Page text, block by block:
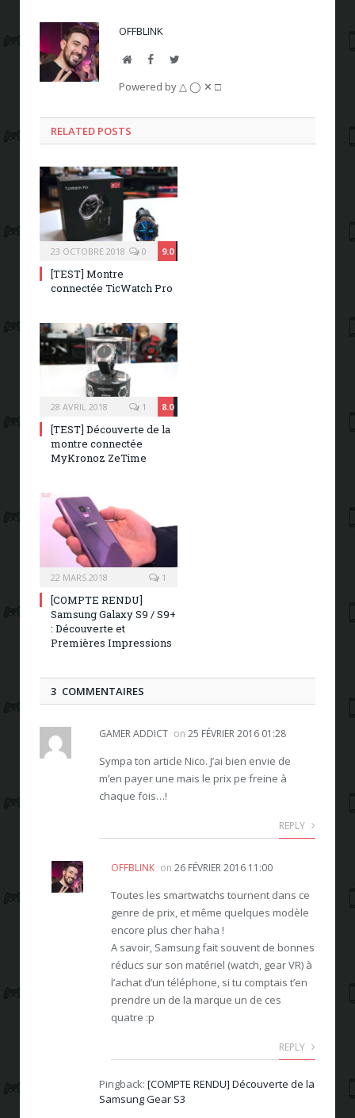
OFFBLINK
WebsiteFacebookTwitter
Powered by △ ◯ ✕ □
RELATED POSTS
23 OCTOBRE 2018 9.0
0
[TEST] Montre
connectée TicWatch Pro
28 AVRIL 2018 8.0
1
[TEST] Découverte de la
montre connectée
MyKronoz ZeTime
22 MARS 2018 1
[COMPTE RENDU]
Samsung Galaxy S9 / S9+
: Découverte et
Premières Impressions
3 COMMENTAIRES
GAMER ADDICT on 25 FÉVRIER 2016 01:28
Sympa ton article Nico. J’ai bien envie de
m’en payer une mais le prix pe freine à
chaque fois…!
REPLY
OFFBLINK on 26 FÉVRIER 2016 11:00
Toutes les smartwatchs tournent dans ce
genre de prix, et même quelques modèle
encore plus cher haha !
A savoir, Samsung fait souvent de bonnes
réducs sur son matériel (watch, gear VR) à
l’achat d’un téléphone, si tu comptais t’en
prendre un de la marque un de ces
quatre :p
REPLY
Pingback: [COMPTE RENDU] Découverte de la
Samsung Gear S3